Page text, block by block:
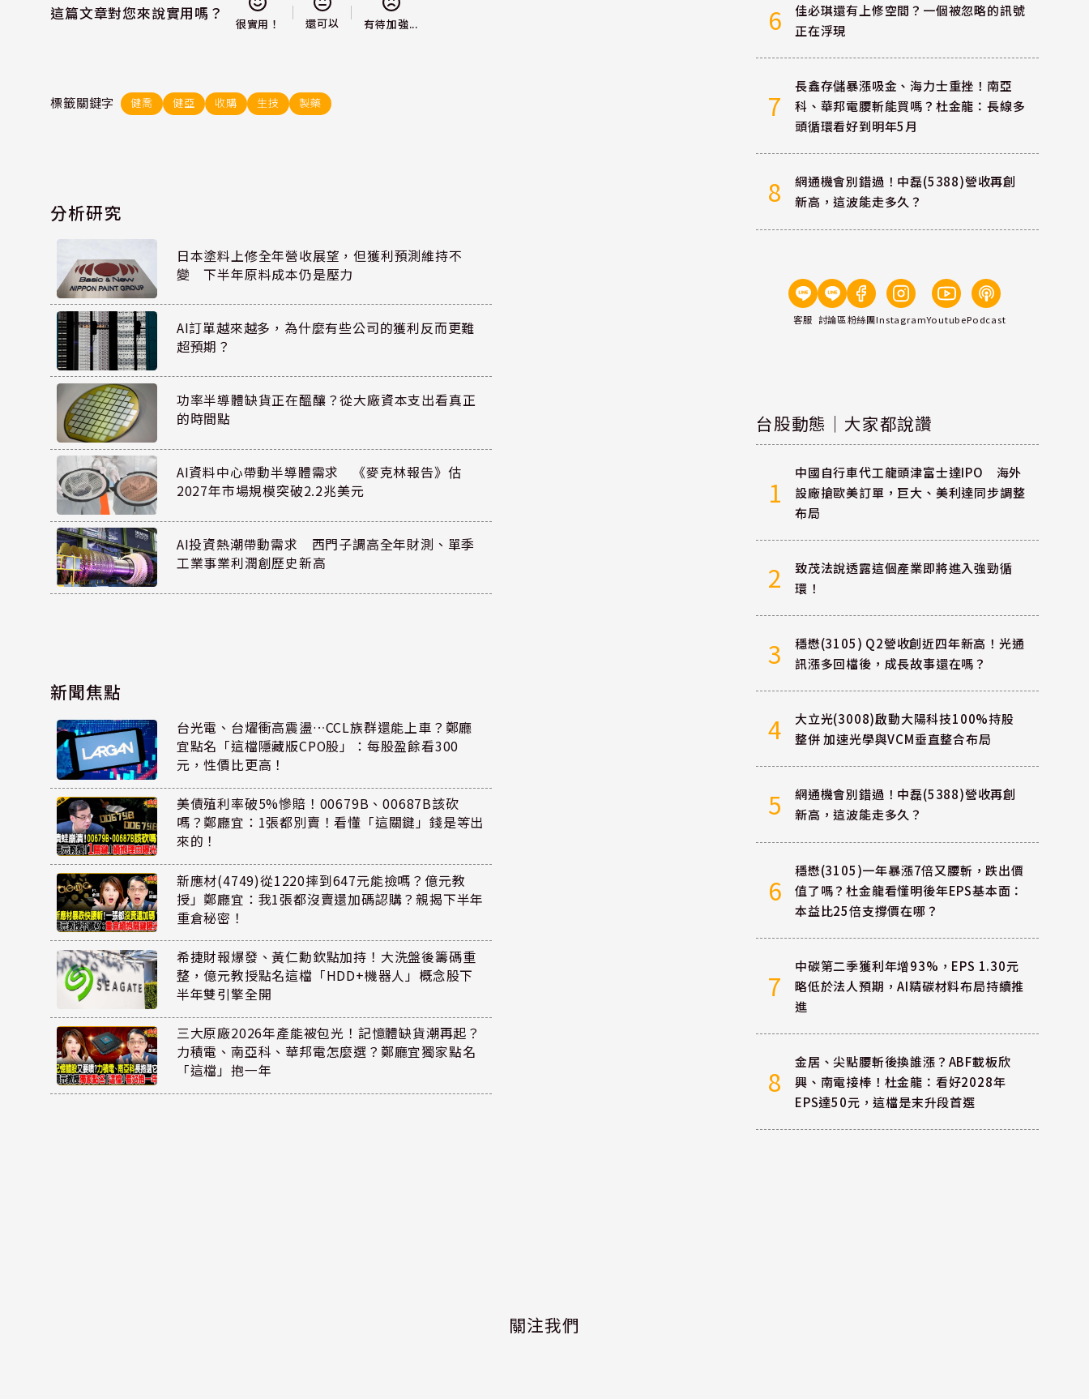
這篇文章對您來說實用嗎？
很實用！ 還可以 有待加強...
標籤關鍵字 健喬 健亞 收購 生技 製藥
分析研究
日本塗料上修全年營收展望，但獲利預測維持不
變 下半年原料成本仍是壓力
AI訂單越來越多，為什麼有些公司的獲利反而更難
超預期？
功率半導體缺貨正在醞釀？從大廠資本支出看真正
的時間點
AI資料中心帶動半導體需求 《麥克林報告》估
2027年市場規模突破2.2兆美元
AI投資熱潮帶動需求 西門子調高全年財測、單季
工業事業利潤創歷史新高
新聞焦點
台光電、台燿衝高震盪…CCL族群還能上車？鄭廳
宜點名「這檔隱藏版CPO股」：每股盈餘看300
元，性價比更高！
美債殖利率破5%慘賠！00679B、00687B該砍
嗎？鄭廳宜：1張都別賣！看懂「這關鍵」錢是等出
來的！
新應材(4749)從1220摔到647元能撿嗎？億元教
授」鄭廳宜：我1張都沒賣還加碼認購？親揭下半年
重倉秘密！
希捷財報爆發、黃仁勳欽點加持！大洗盤後籌碼重
整，億元教授點名這檔「HDD+機器人」概念股下
半年雙引擎全開
三大原廠2026年產能被包光！記憶體缺貨潮再起？
力積電、南亞科、華邦電怎麼選？鄭廳宜獨家點名
「這檔」抱一年
6
佳必琪還有上修空間？一個被忽略的訊號
正在浮現
7
長鑫存儲暴漲吸金、海力士重挫！南亞
科、華邦電腰斬能買嗎？杜金龍：長線多
頭循環看好到明年5月
8
網通機會別錯過！中磊(5388)營收再創
新高，這波能走多久？
客服 討論區粉絲團InstagramYoutubePodcast
台股動態｜大家都說讚
1
中國自行車代工龍頭津富士達IPO 海外
設廠搶歐美訂單，巨大、美利達同步調整
布局
2
致茂法說透露這個產業即將進入強勁循
環！
3
穩懋(3105) Q2營收創近四年新高！光通
訊漲多回檔後，成長故事還在嗎？
4
大立光(3008)啟動大陽科技100%持股
整併 加速光學與VCM垂直整合布局
5
網通機會別錯過！中磊(5388)營收再創
新高，這波能走多久？
6
穩懋(3105)一年暴漲7倍又腰斬，跌出價
值了嗎？杜金龍看懂明後年EPS基本面：
本益比25倍支撐價在哪？
7
中碳第二季獲利年增93%，EPS 1.30元
略低於法人預期，AI精碳材料布局持續推
進
8
金居、尖點腰斬後換誰漲？ABF載板欣
興、南電接棒！杜金龍：看好2028年
EPS達50元，這檔是末升段首選
關注我們